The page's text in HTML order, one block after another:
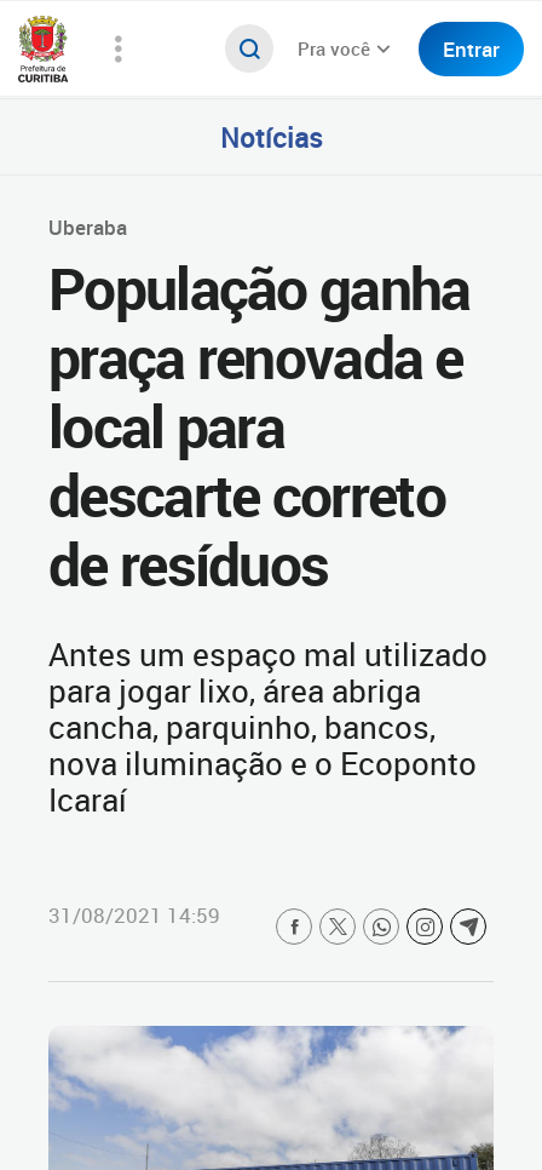
Pra você Entrar
Notícias
Uberaba
População ganha
praça renovada e
local para
descarte correto
de resíduos
Antes um espaço mal utilizado
para jogar lixo, área abriga
cancha, parquinho, bancos,
nova iluminação e o Ecoponto
Icaraí
31/08/2021 14:59